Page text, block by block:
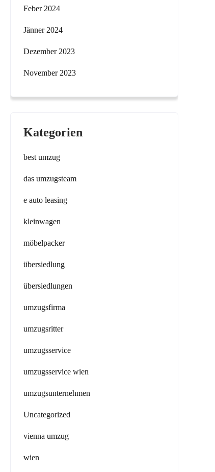
Feber 2024
Jänner 2024
Dezember 2023
November 2023
Kategorien
best umzug
das umzugsteam
e auto leasing
kleinwagen
möbelpacker
übersiedlung
übersiedlungen
umzugsfirma
umzugsritter
umzugsservice
umzugsservice wien
umzugsunternehmen
Uncategorized
vienna umzug
wien